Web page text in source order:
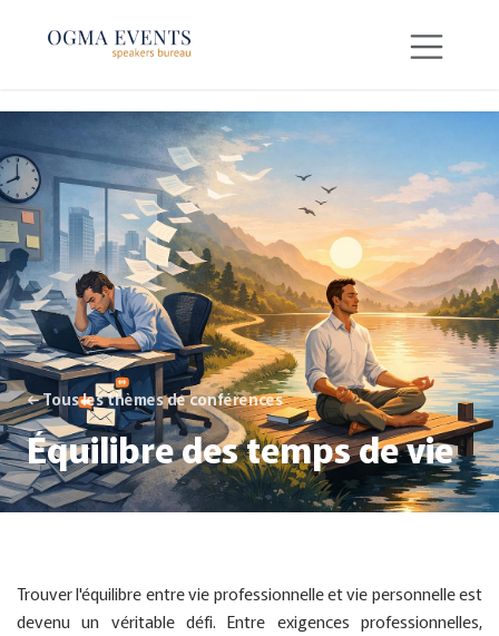
← Tous les thèmes de conférences
Équilibre des temps de vie
Trouver l'équilibre entre vie professionnelle et vie personnelle est
devenu un véritable défi. Entre exigences professionnelles,